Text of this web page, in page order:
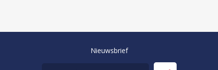
Nieuwsbrief